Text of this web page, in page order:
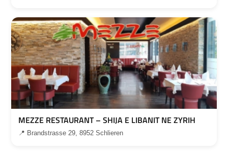
MEZZE RESTAURANT – SHIJA E LIBANIT NE ZYRIH
📍 Brandstrasse 29, 8952 Schlieren